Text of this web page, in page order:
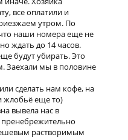
все оплатили и
утром. По
наши номера еще не
ждать до 14 часов.
будут убирать. Это
мы в половине
сделать нам кофе, на
жлобьё еще то)
вывела нас в
растворимым